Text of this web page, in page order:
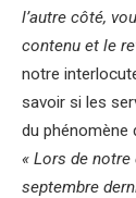
l’autre côté,
contenu et le
notre
savoir si les
du phénomène
« Lors de
septembre